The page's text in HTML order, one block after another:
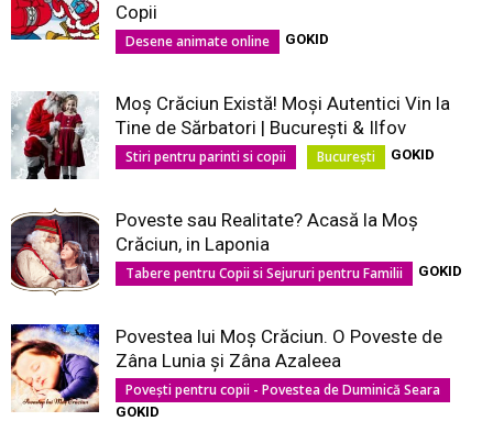
Copii
Desene animate online GOKID
Moş Crăciun Există! Moşi Autentici Vin la
Tine de Sărbatori | Bucureşti & Ilfov
Stiri pentru parinti si copii București GOKID
Poveste sau Realitate? Acasă la Moș
Crăciun, in Laponia
Tabere pentru Copii si Sejururi pentru Familii GOKID
Povestea lui Moș Crăciun. O Poveste de
Zâna Lunia şi Zâna Azaleea
Povești pentru copii - Povestea de Duminică Seara
GOKID